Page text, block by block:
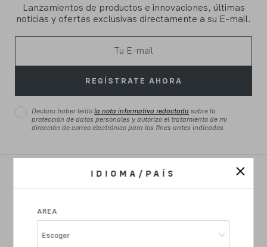
IDIOMA/PAÍS
AREA
Escoger
Lanzamientos de productos e innovaciones, últimas
noticias y ofertas exclusivas directamente a su E-mail.
REGÍSTRATE AHORA
Declaro haber leído la nota informativa redactada sobre la
protección de datos personales y autorizo el tratamiento de mi
dirección de correo electrónico para los fines antes indicados.